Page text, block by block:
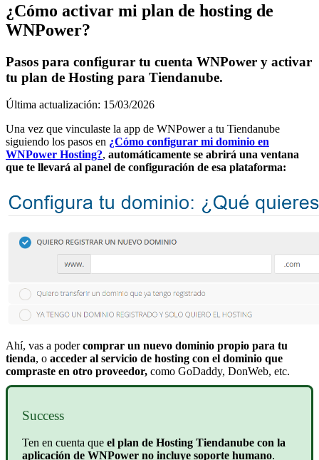
¿Cómo activar mi plan de hosting de
WNPower?
Pasos para configurar tu cuenta WNPower y activar
tu plan de Hosting para Tiendanube.
Última actualización: 15/03/2026
Una vez que vinculaste la app de WNPower a tu Tiendanube
siguiendo los pasos en ¿Cómo configurar mi dominio en
WNPower Hosting?, automáticamente se abrirá una ventana
que te llevará al panel de configuración de esa plataforma:
Ahí, vas a podercomprar un nuevo dominio propio para tu
tienda, o acceder al servicio de hosting con el dominio que
compraste en otro proveedor, como GoDaddy, DonWeb, etc.
Success
Ten en cuenta que el plan de Hosting Tiendanube con la
aplicación de WNPower no incluye soporte humano.